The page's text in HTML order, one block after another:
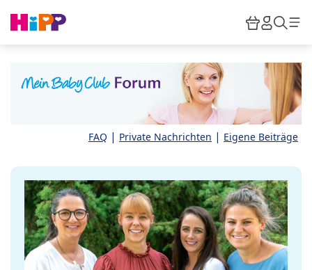
HiPP
FAQ | Private Nachrichten | Eigene Beiträge